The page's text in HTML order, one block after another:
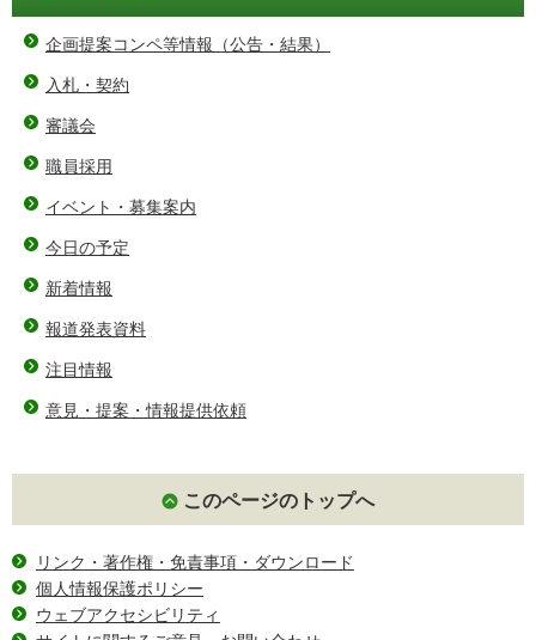
企画提案コンペ等情報（公告・結果）
入札・契約
審議会
職員採用
イベント・募集案内
今日の予定
新着情報
報道発表資料
注目情報
意見・提案・情報提供依頼
このページのトップへ
リンク・著作権・免責事項・ダウンロード
個人情報保護ポリシー
ウェブアクセシビリティ